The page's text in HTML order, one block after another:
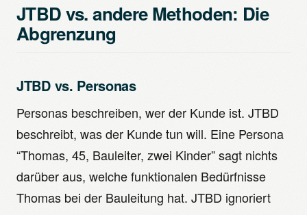
JTBD vs. andere Methoden: Die
Abgrenzung
JTBD vs. Personas
Personas beschreiben, wer der Kunde ist. JTBD
beschreibt, was der Kunde tun will. Eine Persona
“Thomas, 45, Bauleiter, zwei Kinder” sagt nichts
darüber aus, welche funktionalen Bedürfnisse
Thomas bei der Bauleitung hat. JTBD ignoriert